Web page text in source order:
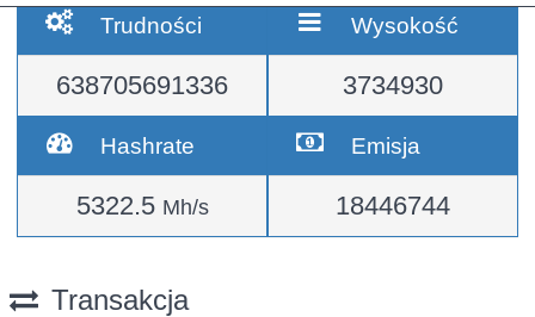
Trudności
638705691336
Wysokość
3734930
Hashrate
5322.5 Mh/s
Emisja
18446744
Transakcja